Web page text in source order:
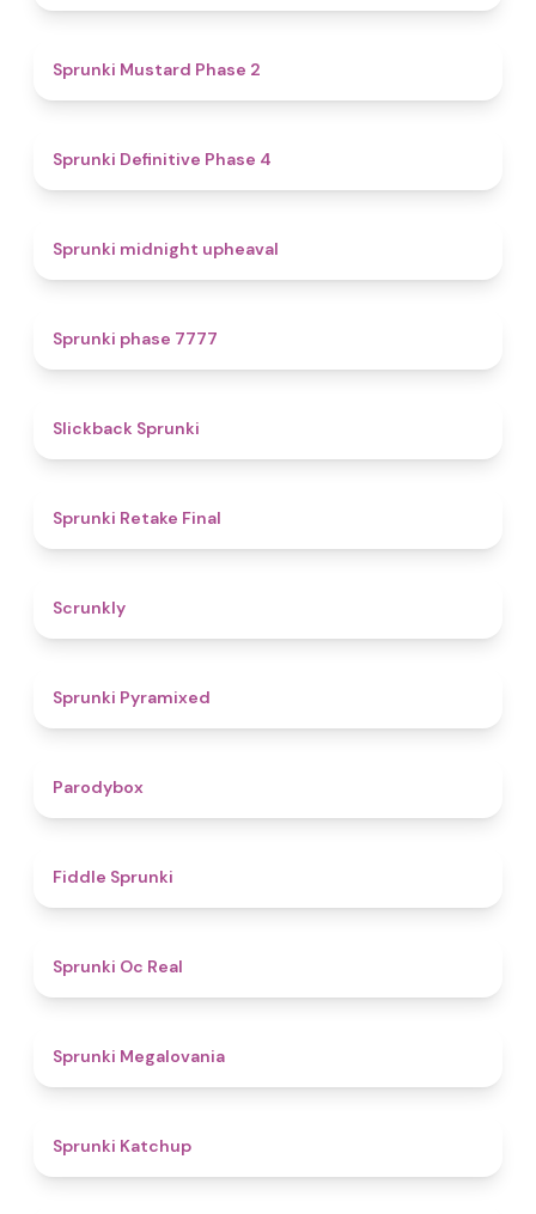
Sprunki Mustard Phase 2
Sprunki Definitive Phase 4
Sprunki midnight upheaval
Sprunki phase 7777
Slickback Sprunki
Sprunki Retake Final
Scrunkly
Sprunki Pyramixed
Parodybox
Fiddle Sprunki
Sprunki Oc Real
Sprunki Megalovania
Sprunki Katchup